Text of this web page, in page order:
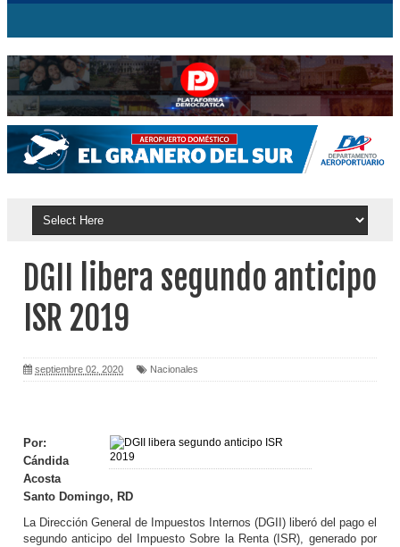
DGII libera segundo anticipo
ISR 2019
septiembre 02, 2020 Nacionales
Por:
Cándida
Acosta
Santo Domingo, RD
La Dirección General de Im­puestos Internos (DGII) li­beró del pago el
segundo anticipo del Impuesto So­bre la Renta (ISR), genera­do por